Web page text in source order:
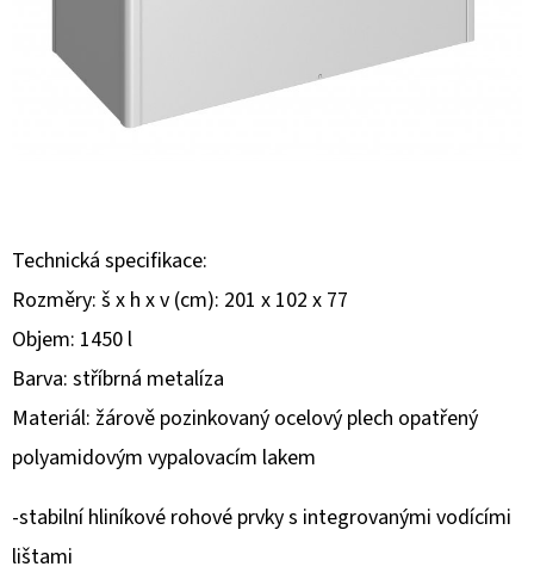
Technická specifikace:
Rozměry: š x h x v (cm): 201 x 102 x 77
Objem: 1450 l
Barva: stříbrná metalíza
Materiál: žárově pozinkovaný ocelový plech opatřený
polyamidovým vypalovacím lakem
-stabilní hliníkové rohové prvky s integrovanými vodícími
lištami
Í
T
?
HLEDAT